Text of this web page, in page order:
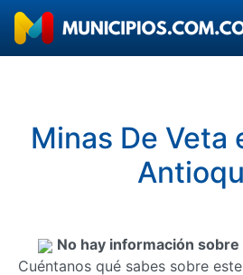
Minas De Veta
No hay información
Cuéntanos qué sabes sobre